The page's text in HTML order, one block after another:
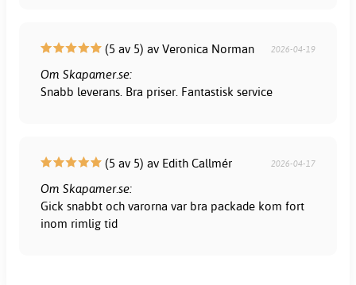
(5 av 5) av Veronica Norman 2026-04-19
Om Skapamer.se:
Snabb leverans. Bra priser. Fantastisk service
(5 av 5) av Edith Callmér 2026-04-17
Om Skapamer.se:
Gick snabbt och varorna var bra packade kom fort
inom rimlig tid